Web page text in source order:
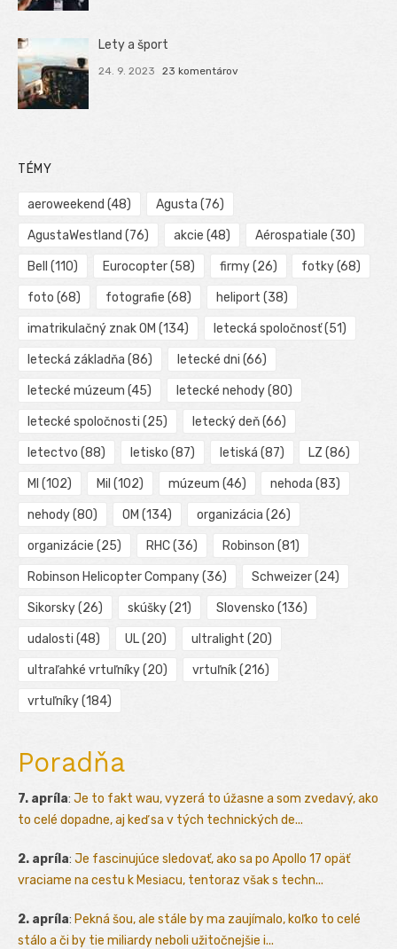
Lety a šport
24. 9. 2023 23 komentárov
TÉMY
aeroweekend (48) Agusta (76)
AgustaWestland (76) akcie (48) Aérospatiale (30)
Bell (110) Eurocopter(58) firmy(26) fotky(68)
foto (68) fotografie (68) heliport (38)
imatrikulačný znak OM (134) letecká spoločnosť(51)
letecká základňa (86) letecké dni (66)
letecké múzeum (45) letecké nehody(80)
letecké spoločnosti (25) letecký deň(66)
letectvo (88) letisko (87) letiská (87) LZ (86)
MI (102) Mil (102) múzeum (46) nehoda (83)
nehody(80) OM (134) organizácia (26)
organizácie (25) RHC(36) Robinson (81)
Robinson Helicopter Company(36) Schweizer(24)
Sikorsky(26) skúšky(21) Slovensko (136)
udalosti (48) UL(20) ultralight (20)
ultraľahké vrtuľníky(20) vrtuľník(216)
vrtuľníky(184)
Poradňa
7. apríla: Je to fakt wau, vyzerá to úžasne a som zvedavý, ako
to celé dopadne, aj keď sa v tých technických de...
2. apríla: Je fascinujúce sledovať, ako sa po Apollo 17 opäť
vraciame na cestu k Mesiacu, tentoraz však s techn...
2. apríla: Pekná šou, ale stále by ma zaujímalo, koľko to celé
stálo a či by tie miliardy neboli užitočnejšie i...